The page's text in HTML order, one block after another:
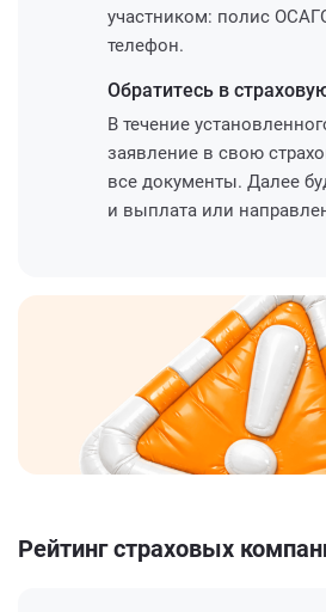
участником: полис
телефон.
Обратитесь в
В течение
заявление в свою
все документы. Далее
и выплата или
Рейтинг страховых